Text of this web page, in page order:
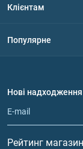
Політика
Обмін та
Клієнтам
Популярне
Протеїн
Гейнери
Вітаміни та
Нові надходження
Рейтинг